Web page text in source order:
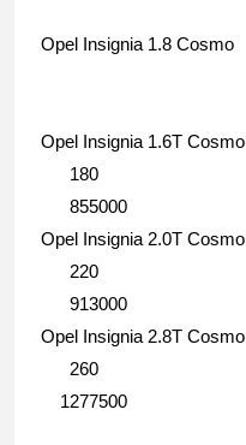
Opel Insignia 1.8 Cosmo
Opel Insignia 1.6T Cosmo
180
855000
Opel Insignia 2.0T Cosmo
220
913000
Opel Insignia 2.8T Cosmo
260
1277500